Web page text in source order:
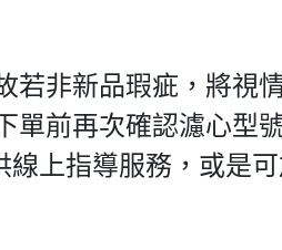
若非新品瑕疵，將視
單前再次確認濾心型
上指導服務，或是